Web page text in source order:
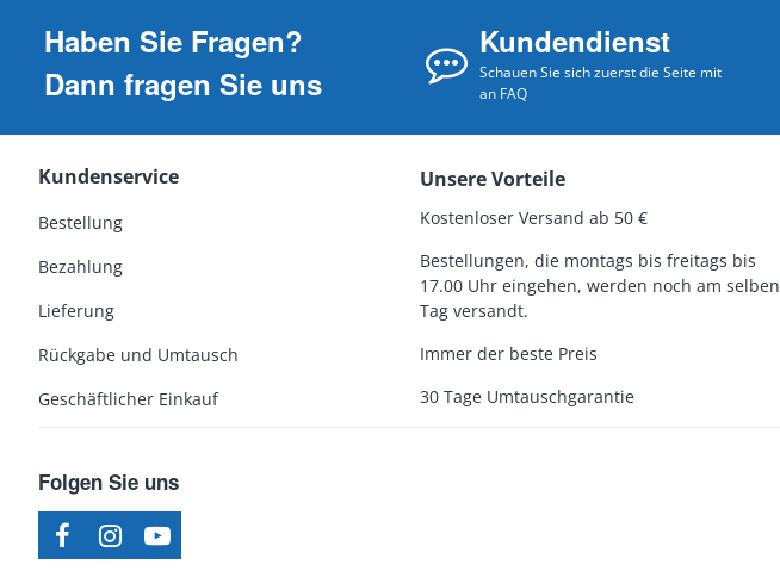
Haben Sie Fragen?
Dann fragen Sie uns
Kundendienst
Schauen Sie sich zuerst die Seite mit
an FAQ
Kundenservice
Bestellung
Bezahlung
Lieferung
Rückgabe und Umtausch
Geschäftlicher Einkauf
Unsere Vorteile
Kostenloser Versand ab 50 €
Bestellungen, die montags bis freitags bis
17.00 Uhr eingehen, werden noch am selben
Tag versandt.
Immer der beste Preis
30 Tage Umtauschgarantie
Folgen Sie uns